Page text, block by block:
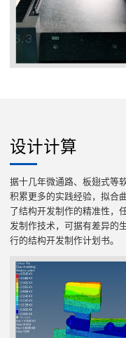
设计计算
据十几年微通路、板翅式等
积累更多的实践经验，拟合
了结构开发制作的精准性，
发制作技术，可据有差异的
行的结构开发制作计划书。